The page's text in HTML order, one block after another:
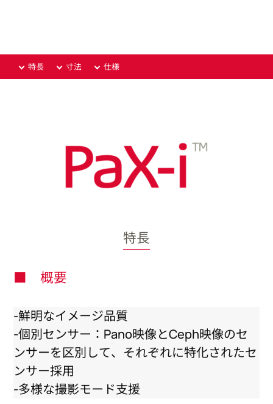
特長 寸法 仕様
特長
■ 概要
-鮮明なイメージ品質
-個別センサー：Pano映像とCeph映像のセ
ンサーを区別して、それぞれに特化されたセ
ンサー採用
-多様な撮影モード支援